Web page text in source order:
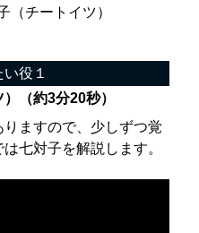
（チートイツ）
役１
（約3分20秒）
ますので、少しずつ覚
七対子を解説します。